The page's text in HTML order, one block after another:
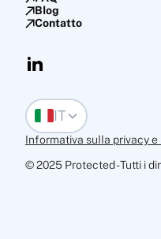
Blog
Contatto
IT
© 2025 Protected - Tutti i
Informativa sulla privacy e